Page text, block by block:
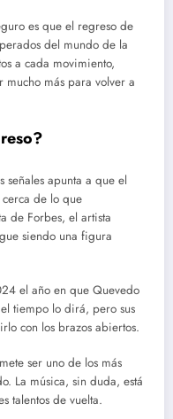
es que el regreso de
del mundo de la
a cada movimiento,
más para volver a
señales apunta a que el
de lo que
de Forbes, el artista
siendo una figura
el año en que Quevedo
tiempo lo dirá, pero sus
con los brazos abiertos.
ser uno de los más
La música, sin duda, está
talentos de vuelta.